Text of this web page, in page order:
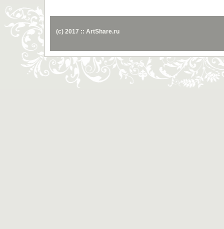
(c) 2017 :: ArtShare.ru